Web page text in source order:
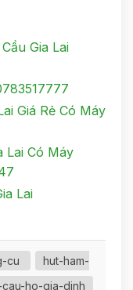
Gia Lai
Giá Rẻ Có Máy
Lai Có Máy
Lai
cu
hut-ham-
cau-ho-gia-dinh